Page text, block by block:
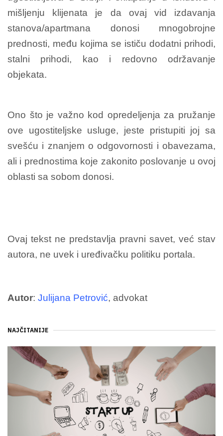
mišljenju klijenata je da ovaj vid izdavanja
stanova/apartmana donosi mnogobrojne
prednosti, među kojima se ističu dodatni prihodi,
stalni prihodi, kao i redovno održavanje
objekata.
Ono što je važno kod opredeljenja za pružanje
ove ugostiteljske usluge, jeste pristupiti joj sa
svešću i znanjem o odgovornosti i obavezama,
ali i prednostima koje zakonito poslovanje u ovoj
oblasti sa sobom donosi.
Ovaj tekst ne predstavlja pravni savet, već stav
autora, ne uvek i uređivačku politiku portala.
Autor: Julijana Petrović, advokat
NAJČITANIJE